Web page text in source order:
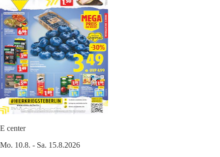
E center
Mo. 10.8. - Sa. 15.8.2026